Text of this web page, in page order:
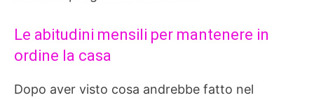
Le abitudini mensili per mantenere in
ordine la casa
Dopo aver visto cosa andrebbe fatto nel